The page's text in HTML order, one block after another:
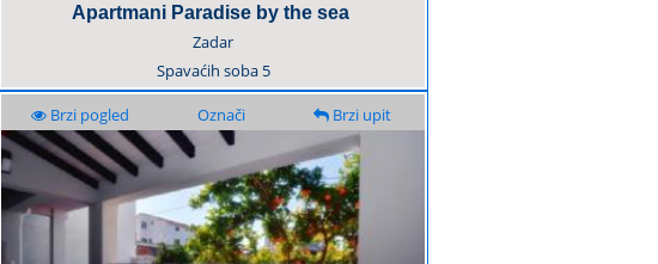
Apartmani Paradise by the sea
Zadar
Spavaćih soba 5
Brzi pogled Označi Brzi upit